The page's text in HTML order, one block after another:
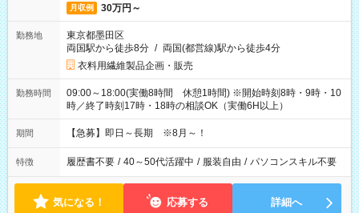
月収例 30万円～
勤務地
東京都墨田区
両国駅から徒歩8分 / 両国(都営線)駅から徒歩4分
衣料用繊維製品企画・販売
勤務時間
09:00～18:00(実働8時間 休憩1時間) ※開始時刻8時・9時・10
時／終了時刻17時・18時の相談OK（実働6H以上）
期間 【急募】即日～長期 ※8月～！
特徴 履歴書不要 / 40～50代活躍中 / 服装自由 / パソコンスキル不要
気になる！ 応募する 詳細へ